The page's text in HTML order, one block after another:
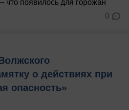
0
о действиях при
опасность»